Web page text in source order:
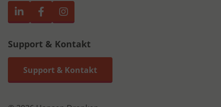
Support & Kontakt
Support & Kontakt